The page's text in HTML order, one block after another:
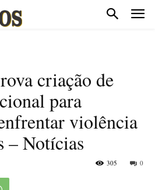
criação de
para
violência
– Notícias
0
305